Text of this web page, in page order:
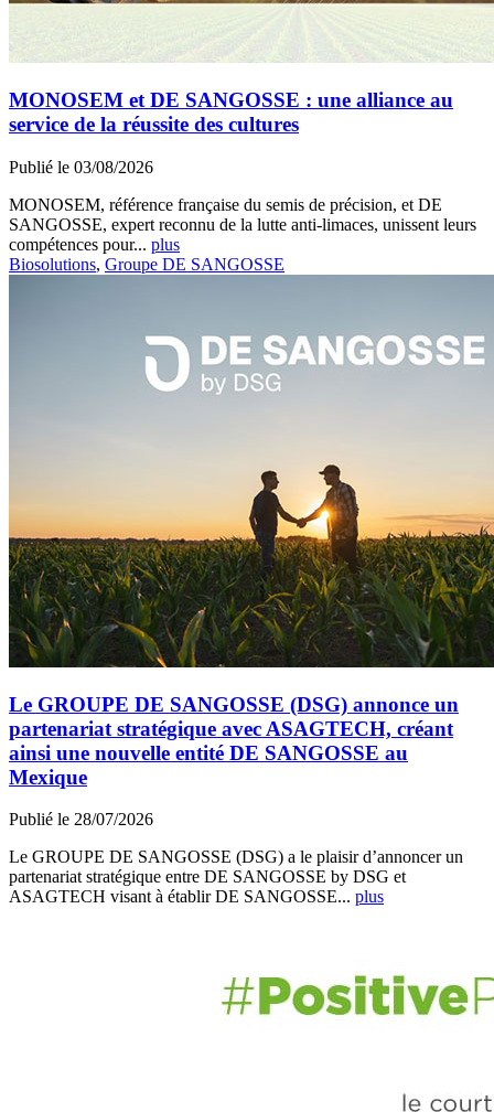
MONOSEM et DE SANGOSSE : une alliance au
service de la réussite des cultures
Publié le 03/08/2026
MONOSEM, référence française du semis de précision, et DE
SANGOSSE, expert reconnu de la lutte anti-limaces, unissent leurs
compétences pour... plus
Biosolutions, Groupe DE SANGOSSE
Le GROUPE DE SANGOSSE (DSG) annonce un
partenariat stratégique avec ASAGTECH, créant
ainsi une nouvelle entité DE SANGOSSE au
Mexique
Publié le 28/07/2026
Le GROUPE DE SANGOSSE (DSG) a le plaisir d’annoncer un
partenariat stratégique entre DE SANGOSSE by DSG et
ASAGTECH visant à établir DE SANGOSSE... plus